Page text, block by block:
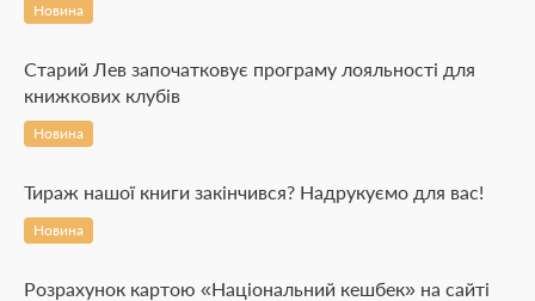
Новина
Старий Лев започатковує програму лояльності для
книжкових клубів
Новина
Тираж нашої книги закінчився? Надрукуємо для вас!
Новина
Розрахунок картою «Національний кешбек» на сайті